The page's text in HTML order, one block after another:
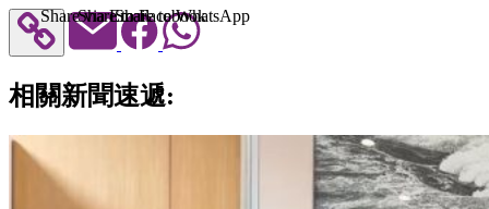
Share via Email
Share to Facebook
Share to WhatsApp
相關新聞速遞: